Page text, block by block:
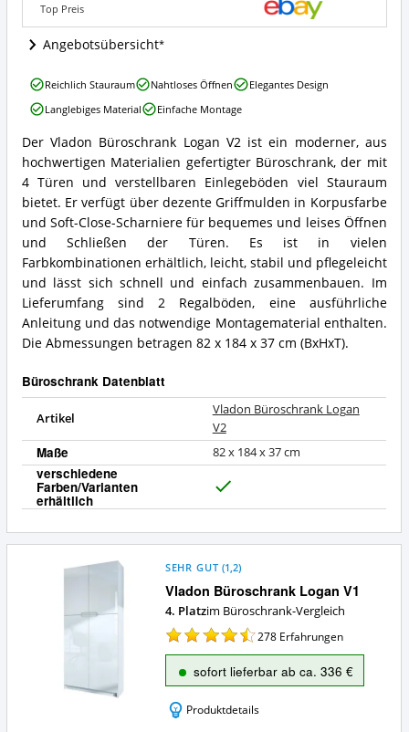
dieser
Büroschrank
erhältlich?
Top Preis
Angebotsübersicht
Vladon
Büroschrank
Logan
V2
Zusammenfassung:
Was
bietet
dieser
Büroschrank?
Der Vladon Büroschrank Logan V2 ist ein moderner, aus
hochwertigen Materialien gefertigter Büroschrank, der mit
4 Türen und verstellbaren Einlegeböden viel Stauraum
bietet. Er verfügt über dezente Griffmulden in Korpusfarbe
und Soft-Close-Scharniere für bequemes und leises Öffnen
und Schließen der Türen. Es ist in vielen
Farbkombinationen erhältlich, leicht, stabil und pflegeleicht
und lässt sich schnell und einfach zusammenbauen. Im
Lieferumfang sind 2 Regalböden, eine ausführliche
Anleitung und das notwendige Montagematerial enthalten.
Die Abmessungen betragen 82 x 184 x 37 cm (BxHxT).
Büroschrank Datenblatt
Artikel
Vladon Büroschrank Logan
V2
Maße 82 x 184 x 37 cm
verschiedene
Farben/Varianten
erhältlich
a
Vladon
Büroschrank
Logan
Vorteile:
Was
spricht
für
diesen
Büroschrank?
Reichlich Stauraum Nahtloses Öffnen
Elegantes Design
Langlebiges Material
Einfache Montage
Vladon Büroschrank Logan V1
SEHR GUT (1,2)
4. Platzim Büroschrank-Vergleich
278 Erfahrungen
sofort lieferbar ab ca. 336 €
Produktdetails